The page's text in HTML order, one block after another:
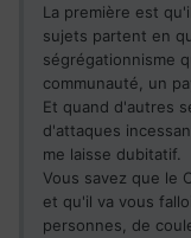
La première est
sujets partent en
ségrégationnisme
communauté, un
Et quand d'autres
d'attaques
me laisse dubitatif.
Vous savez que le
et qu'il va vous
personnes, de